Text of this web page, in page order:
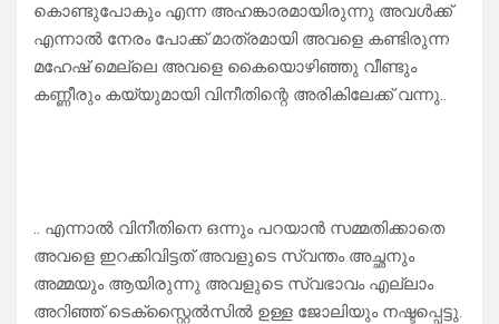
കൊണ്ടുപോകും എന്ന അഹങ്കാരമായിരുന്നു അവൾക്ക്
എന്നാൽ നേരം പോക്ക് മാത്രമായി അവളെ കണ്ടിരുന്ന
മഹേഷ് മെല്ലെ അവളെ കൈയൊഴിഞ്ഞു വീണ്ടും
കണ്ണീരും കയ്യുമായി വിനീതിന്റെ അരികിലേക്ക് വന്നു..
.. എന്നാൽ വിനീതിനെ ഒന്നും പറയാൻ സമ്മതിക്കാതെ
അവളെ ഇറക്കിവിട്ടത് അവളുടെ സ്വന്തം അച്ഛനും
അമ്മയും ആയിരുന്നു അവളുടെ സ്വഭാവം എല്ലാം
അറിഞ്ഞ് ടെക്സ്റ്റൈൽസിൽ ഉള്ള ജോലിയും നഷ്ടപ്പെട്ടു.